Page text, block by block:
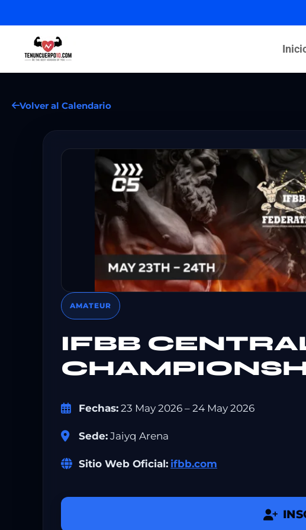
Volver al Calendario
AMATEUR
IFBB
Fechas: 23 May 2026 – 24 May 2026
Sede: Jaiyq Arena
Sitio Web Oficial: ifbb.com